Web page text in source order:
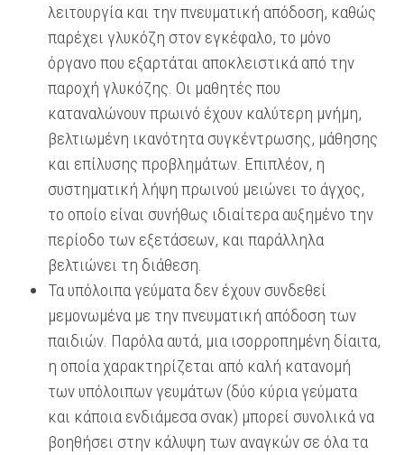
λειτουργία και την πνευματική απόδοση, καθώς
παρέχει γλυκόζη στον εγκέφαλο, το μόνο
όργανο που εξαρτάται αποκλειστικά από την
παροχή γλυκόζης. Οι μαθητές που
καταναλώνουν πρωινό έχουν καλύτερη μνήμη,
βελτιωμένη ικανότητα συγκέντρωσης, μάθησης
και επίλυσης προβλημάτων. Επιπλέον, η
συστηματική λήψη πρωινού μειώνει το άγχος,
το οποίο είναι συνήθως ιδιαίτερα αυξημένο την
περίοδο των εξετάσεων, και παράλληλα
βελτιώνει τη διάθεση.
Τα υπόλοιπα γεύματα δεν έχουν συνδεθεί
μεμονωμένα με την πνευματική απόδοση των
παιδιών. Παρόλα αυτά, μια ισορροπημένη δίαιτα,
η οποία χαρακτηρίζεται από καλή κατανομή
των υπόλοιπων γευμάτων (δύο κύρια γεύματα
και κάποια ενδιάμεσα σνακ) μπορεί συνολικά να
βοηθήσει στην κάλυψη των αναγκών σε όλα τα